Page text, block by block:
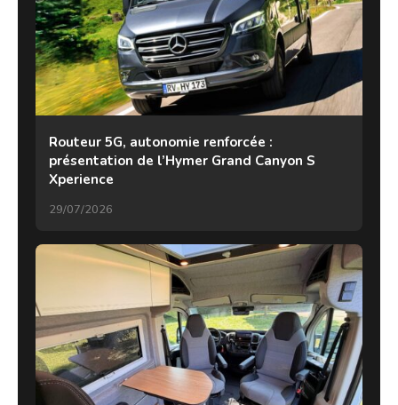
Routeur 5G, autonomie renforcée :
présentation de l’Hymer Grand Canyon S
Xperience
29/07/2026